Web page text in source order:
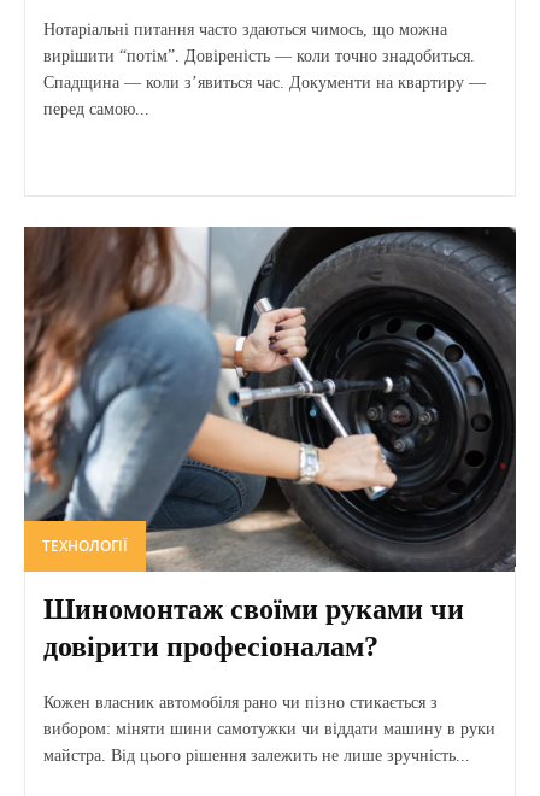
Нотаріальні питання часто здаються чимось, що можна
вирішити “потім”. Довіреність — коли точно знадобиться.
Спадщина — коли з’явиться час. Документи на квартиру —
перед самою...
ТЕХНОЛОГІЇ
Шиномонтаж своїми руками чи
довірити професіоналам?
Кожен власник автомобіля рано чи пізно стикається з
вибором: міняти шини самотужки чи віддати машину в руки
майстра. Від цього рішення залежить не лише зручність...